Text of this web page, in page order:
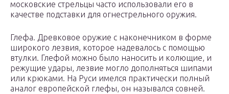
московские стрельцы часто использовали его в
качестве подставки для огнестрельного оружия.
Глефа. Древковое оружие с наконечником в форме
широкого лезвия, которое надевалось с помощью
втулки. Глефой можно было наносить и колющие, и
режущие удары, лезвие могло дополняться шипами
или крюками. На Руси имелся практически полный
аналог европейской глефы, он назывался совней.